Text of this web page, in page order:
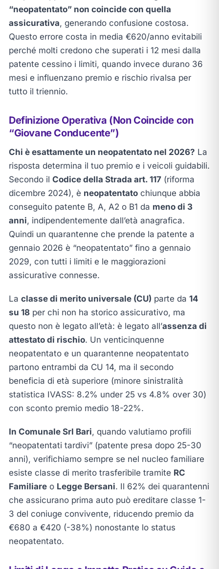
“neopatentato” non coincide con quella
assicurativa, generando confusione costosa.
Questo errore costa in media €620/anno evitabili
perché molti credono che superati i 12 mesi dalla
patente cessino i limiti, quando invece durano 36
mesi e influenzano premio e rischio rivalsa per
tutto il triennio.
Definizione Operativa (Non Coincide con
“Giovane Conducente”)
Chi è esattamente un neopatentato nel 2026? La
risposta determina il tuo premio e i veicoli guidabili.
Secondo il Codice della Strada art. 117(riforma
dicembre 2024), è neopatentatochiunque abbia
conseguito patente B, A, A2 o B1 da meno di 3
anni, indipendentemente dall’età anagrafica.
Quindi un quarantenne che prende la patente a
gennaio 2026 è “neopatentato” fino a gennaio
2029, con tutti i limiti e le maggiorazioni
assicurative connesse.
La classe di merito universale (CU) parte da 14
su 18per chi non ha storico assicurativo, ma
questo non è legato all’età: è legato all’assenza di
attestato di rischio. Un venticinquenne
neopatentato e un quarantenne neopatentato
partono entrambi da CU 14, ma il secondo
beneficia di età superiore (minore sinistralità
statistica IVASS: 8.2% under 25 vs 4.8% over 30)
con sconto premio medio 18-22%.
In Comunale Srl Bari, quando valutiamo profili
“neopatentati tardivi” (patente presa dopo 25-30
anni), verifichiamo sempre se nel nucleo familiare
esiste classe di merito trasferibile tramite RC
Familiareo Legge Bersani. Il 62% dei quarantenni
che assicurano prima auto può ereditare classe 1-
3 del coniuge convivente, riducendo premio da
€680 a €420 (-38%) nonostante lo status
neopatentato.